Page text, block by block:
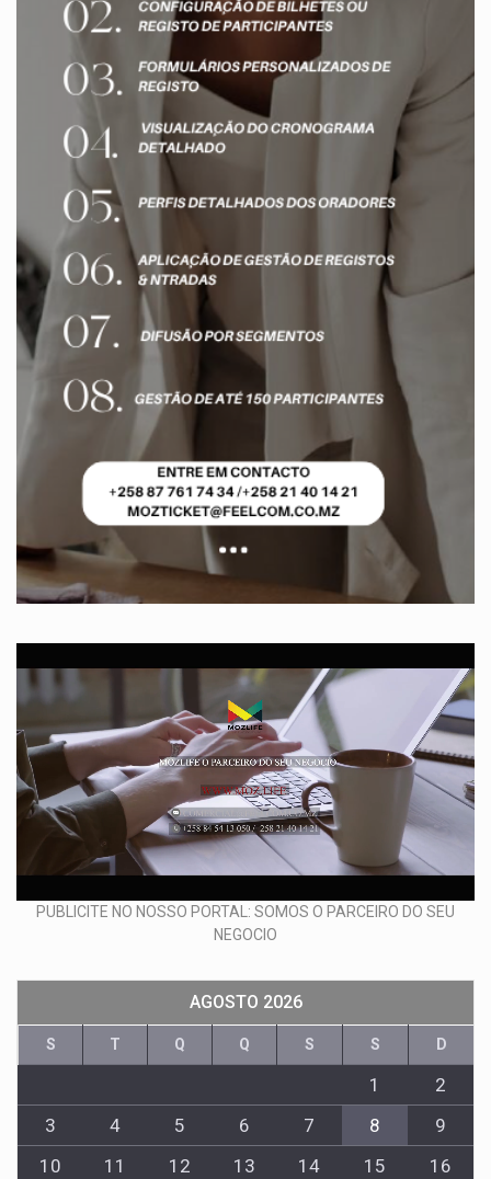
PUBLICITE NO NOSSO PORTAL: SOMOS O PARCEIRO DO SEU
NEGOCIO
AGOSTO 2026
S T Q Q S S D
1
2
3
4 5 6 7 8
9
10
11 12 13 14 15
16